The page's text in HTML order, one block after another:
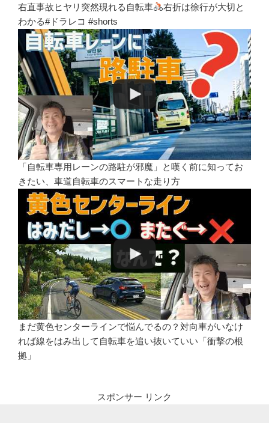
右直事故ヒヤリ突然現れる自転車
右折は徐行が大切と
わかる#ドラレコ #shorts
「自転車専用レーンの路駐が邪魔」と嘆く前に知ってお
きたい、車道自転車のスマートな走り方
まだ黄色センターラインで悩んでるの？対向車がいなけ
れば線をはみ出して自転車を追い抜いていい「衝撃の根
拠」
スポンサー リンク